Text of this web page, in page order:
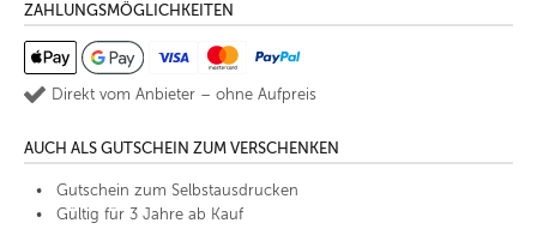
ZAHLUNGSMÖGLICHKEITEN
Direkt vom Anbieter – ohne Aufpreis
AUCH ALS GUTSCHEIN ZUM VERSCHENKEN
Gutschein zum Selbstausdrucken
Gültig für 3 Jahre ab Kauf